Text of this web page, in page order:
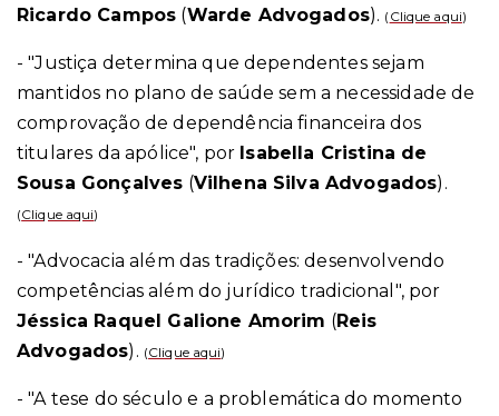
Ricardo Campos (Warde Advogados). ( Clique aqui)
- "Justiça determina que dependentes sejam
mantidos no plano de saúde sem a necessidade de
comprovação de dependência financeira dos
titulares da apólice", por Isabella Cristina de
Sousa Gonçalves (Vilhena Silva Advogados).
(Clique aqui)
- "Advocacia além das tradições: desenvolvendo
competências além do jurídico tradicional", por
Jéssica Raquel Galione Amorim (Reis
Advogados). (Clique aqui)
- "A tese do século e a problemática do momento